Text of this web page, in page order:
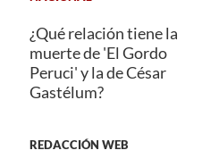
¿Qué relación tiene la
muerte de 'El Gordo
Peruci' y la de César
Gastélum?
REDACCIÓN WEB